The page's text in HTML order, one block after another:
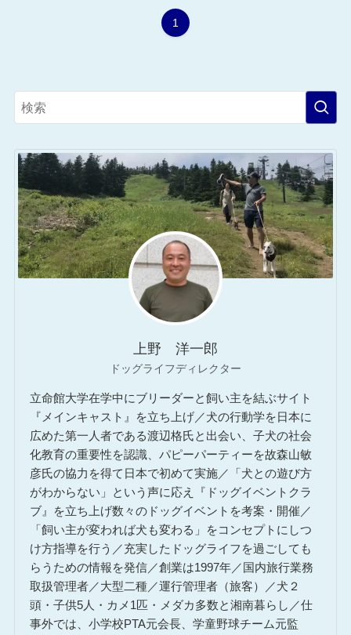
1
上野 洋一郎
ドッグライフディレクター
立命館大学在学中にブリーダーと飼い主を結ぶサイト
『メインキャスト』を立ち上げ／犬の行動学を日本に
広めた第一人者である渡辺格氏と出会い、子犬の社会
化教育の重要性を認識、パピーパーティーを故森山敏
彦氏の協力を得て日本で初めて実施／「犬との遊び方
がわからない」という声に応え『ドッグイベントクラ
ブ』を立ち上げ数々のドッグイベントを考案・開催／
「飼い主が変われば犬も変わる」をコンセプトにしつ
け方指導を行う／充実したドッグライフを過ごしても
らうための情報を発信／創業は1997年／国内旅行業務
取扱管理者／大型二種／運行管理者（旅客）／犬２
頭・子供5人・カメ1匹・メダカ多数と湘南暮らし／仕
事外では、小学校PTA元会長、学童野球チーム元監